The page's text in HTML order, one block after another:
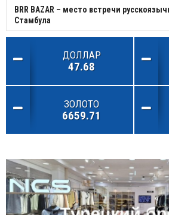
BRR BAZAR – место встречи
Стамбула
ДОЛЛАР
47.68
ЗОЛОТО
6659.71